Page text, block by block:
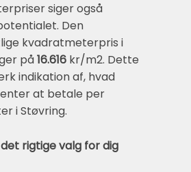
siger også
Den
kvadratmeterpris i
på16.616 kr/m2. Dette
indikation af, hvad
at betale per
i Støvring.
rigtige valg for dig